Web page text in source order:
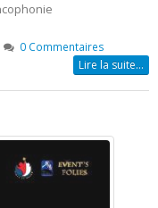
0 Commentaires
Lire la suite…